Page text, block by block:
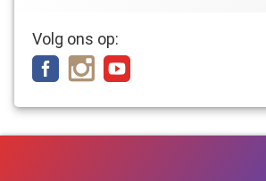
Volg ons op: